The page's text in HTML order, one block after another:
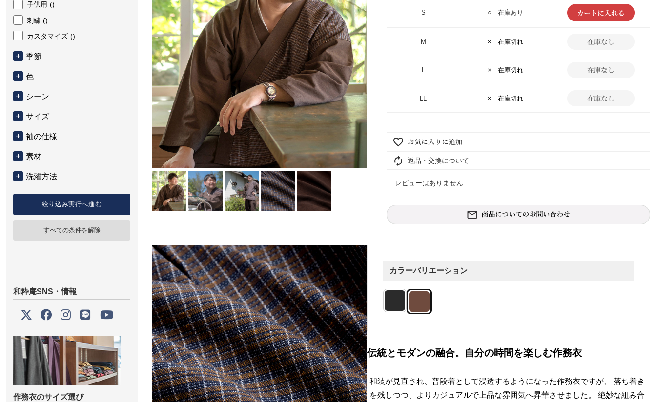
S ○ 在庫あり
M × 在庫切れ
L × 在庫切れ
LL × 在庫切れ
返品・交換について
レビューはありません
カラーバリエーション
伝統とモダンの融合。自分の時間を楽しむ作務衣
和装が見直され、普段着として浸透するようになった作務衣ですが、 落ち着き
を残しつつ、よりカジュアルで上品な雰囲気へ昇華させました。 絶妙な組み合
子供用 ()
刺繍 ()
カスタマイズ ()
季節
色
シーン
サイズ
袖の仕様
素材
洗濯方法
絞り込み実行へ進む
すべての条件を解除
和粋庵SNS・情報
作務衣のサイズ選び